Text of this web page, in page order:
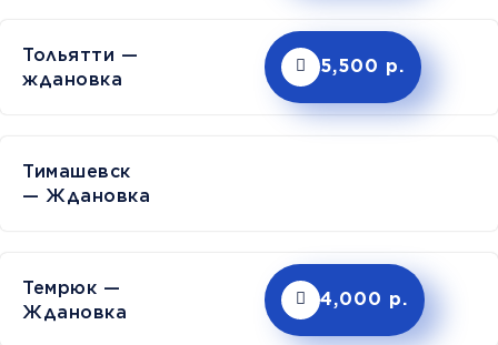
Тольятти —
ждановка
5,500 р.
— Ждановка
Темрюк —
Ждановка
4,000 р.